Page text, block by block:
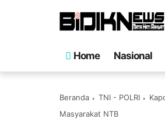
Home Nasional
Beranda TNI - POLRI
Masyarakat NTB